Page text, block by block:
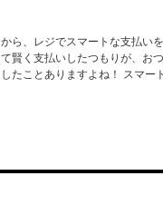
ら、レジでスマートな支払い
賢く支払いしたつもりが、お
たことありますよね！ スマー